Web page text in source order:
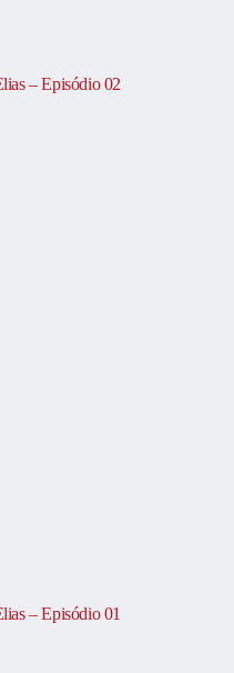
– Episódio 02
– Episódio 01